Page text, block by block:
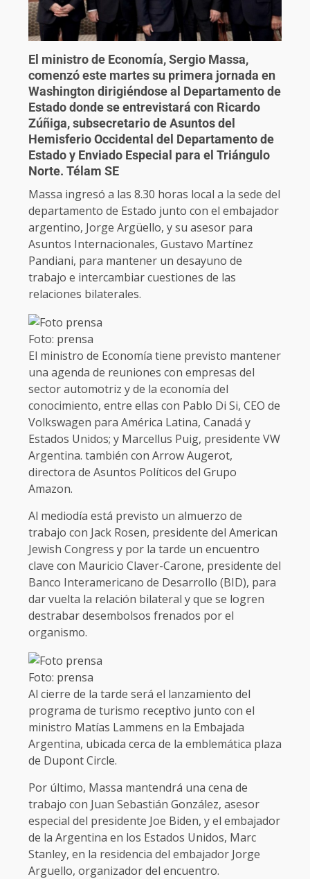
El ministro de Economía,Sergio Massa,
comenzó este martes su primera jornada en
Washingtondirigiéndose al Departamento de
Estado donde se entrevistará con Ricardo
Zúñiga, subsecretario de Asuntos del
Hemisferio Occidental del Departamento de
Estado y Enviado Especial para el Triángulo
Norte. Télam SE
Massa ingresó a las 8.30 horas local a la sede del
departamento de Estado junto con el embajador
argentino, Jorge Argüello, y su asesor para
Asuntos Internacionales, Gustavo Martínez
Pandiani, para mantener un desayuno de
trabajo e intercambiar cuestiones de las
relaciones bilaterales.
Foto: prensa
El ministro de Economía tiene previsto mantener
una agenda de reuniones con empresas del
sector automotriz y de la economía del
conocimiento, entre ellas con Pablo Di Si, CEO de
Volkswagen para América Latina, Canadá y
Estados Unidos; y Marcellus Puig, presidente VW
Argentina. también con Arrow Augerot,
directora de Asuntos Políticos del Grupo
Amazon.
Al mediodía está previsto un almuerzo de
trabajo con Jack Rosen, presidente del American
Jewish Congress y por la tarde un encuentro
clave con Mauricio Claver-Carone, presidente del
Banco Interamericano de Desarrollo (BID), para
dar vuelta la relación bilateral y que se logren
destrabar desembolsos frenados por el
organismo.
Foto: prensa
Al cierre de la tarde será el lanzamiento del
programa de turismo receptivo junto con el
ministro Matías Lammens en la Embajada
Argentina, ubicada cerca de la emblemática plaza
de Dupont Circle.
Por último, Massa mantendrá una cena de
trabajo con Juan Sebastián González, asesor
especial del presidente Joe Biden, y el embajador
de la Argentina en los Estados Unidos, Marc
Stanley, en la residencia del embajador Jorge
Arguello, organizador del encuentro.